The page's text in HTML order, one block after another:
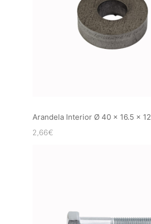
Arandela Interior Ø 40 x 16.5 x 12
2,66€